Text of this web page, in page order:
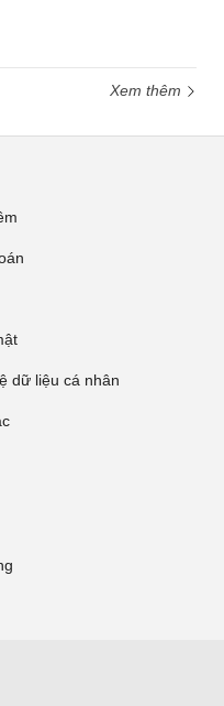
Xem thêm
dữ liệu cá nhân